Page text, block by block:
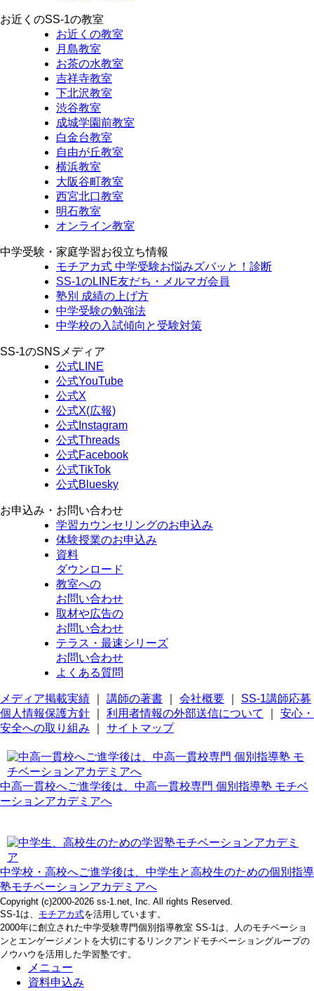
お近くのSS-1の教室
お近くの教室
月島教室
お茶の水教室
吉祥寺教室
下北沢教室
渋谷教室
成城学園前教室
白金台教室
自由が丘教室
横浜教室
大阪谷町教室
西宮北口教室
明石教室
オンライン教室
中学受験・家庭学習お役立ち情報
モチアカ式 中学受験お悩みズバッと！診断
SS-1のLINE友だち・メルマガ会員
塾別 成績の上げ方
中学受験の勉強法
中学校の入試傾向と受験対策
SS-1のSNSメディア
公式LINE
公式YouTube
公式X
公式X(広報)
公式Instagram
公式Threads
公式Facebook
公式TikTok
公式Bluesky
お申込み・お問い合わせ
学習カウンセリングのお申込み
体験授業のお申込み
資料
ダウンロード
教室への
お問い合わせ
取材や広告の
お問い合わせ
テラス・最速シリーズ
お問い合わせ
よくある質問
メディア掲載実績 講師の著書 会社概要
SS-1講師応募
個人情報保護方針
利用者情報の外部送信について
安心・
安全への取り組み
サイトマップ
中高一貫校へご進学後は、中高一貫校専門 個別指導塾 モチベ
ーションアカデミアへ
中学校・高校へご進学後は、中学生と高校生のための個別指導
塾モチベーションアカデミアへ
Copyright (c)2000-2026 ss-1.net, Inc. All rights Reserved.
SS-1は、 モチアカ式を活用しています。
2000年に創立された中学受験専門個別指導教室 SS-1は、人のモチベーショ
ンとエンゲージメントを大切にするリンクアンドモチベーショングループの
ノウハウを活用した学習塾です。
メニュー
資料申込み